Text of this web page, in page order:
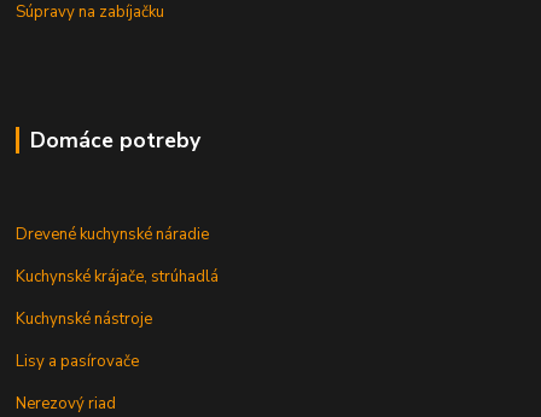
Súpravy na zabíjačku
Domáce potreby
Drevené kuchynské náradie
Kuchynské krájače, strúhadlá
Kuchynské nástroje
Lisy a pasírovače
Nerezový riad